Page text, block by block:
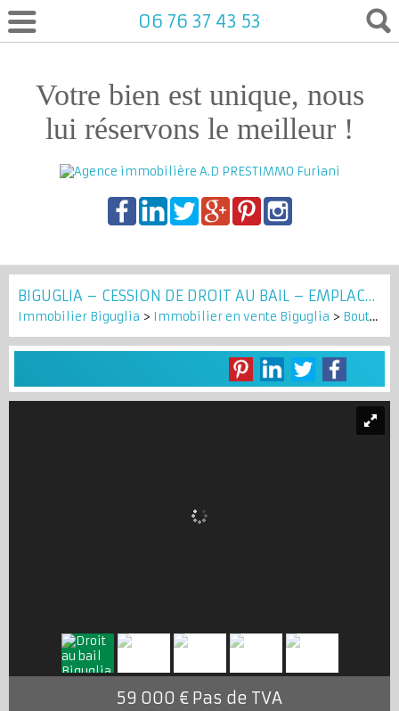
Votre bien est unique, nous
lui réservons le meilleur !
06 76 37 43 53
BIGUGLIA – CESSION DE DROIT AU BAIL – EMPLACEMENT N°1 EN ZONE COMMERCIALE
Immobilier Biguglia > Immobilier en vente Biguglia > Boutique en vente Biguglia
59 000 € Pas de TVA